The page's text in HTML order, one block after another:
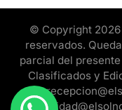
© Copyright 2026
reservados.
parcial del
Clasificados y